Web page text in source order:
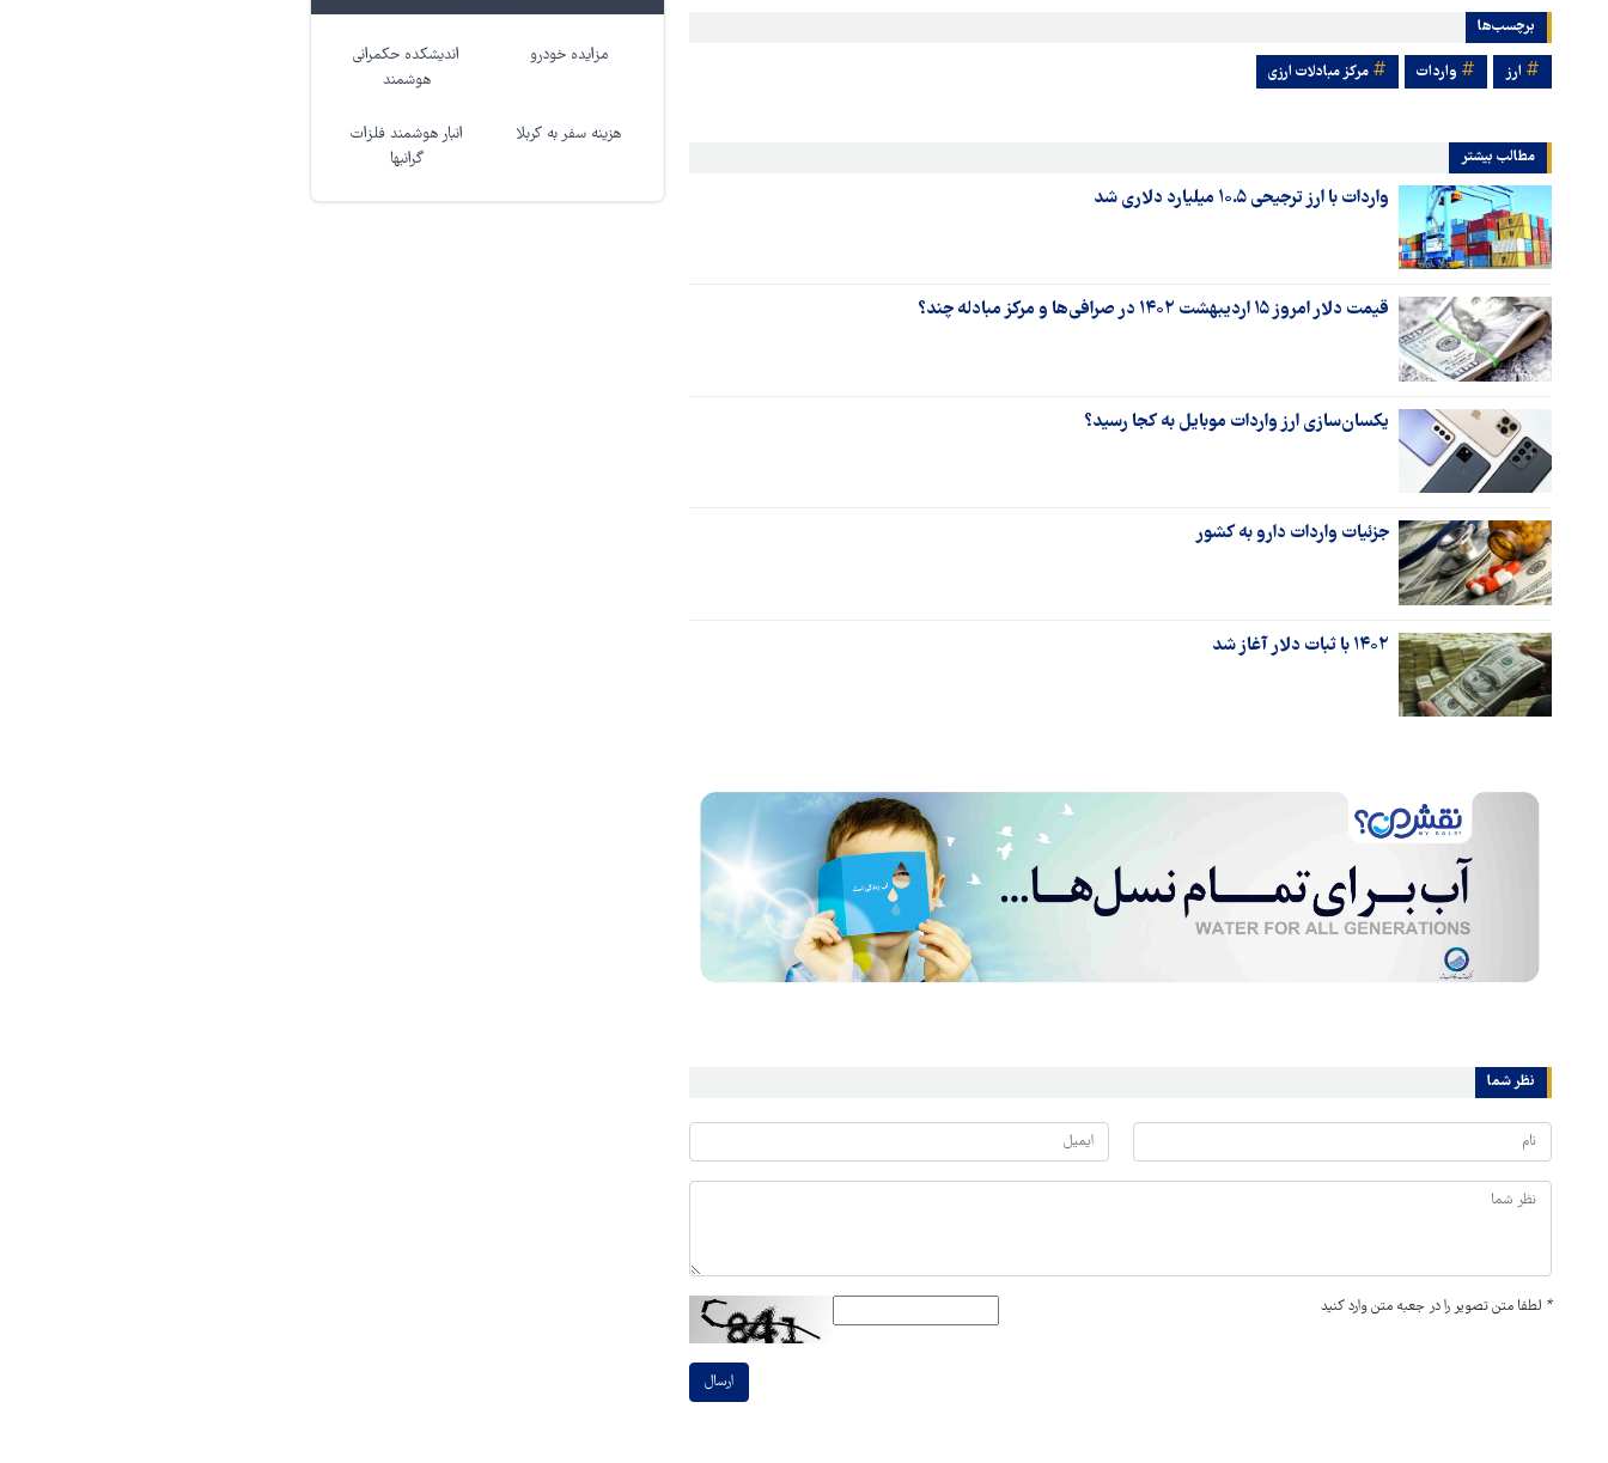
برچسب‌ها
ارز واردات مرکز مبادلات ارزی
مطالب بیشتر
واردات با ارز ترجیحی ۱۰.۵ میلیارد دلاری شد
قیمت دلار امروز ۱۵ اردیبهشت ۱۴۰۲ در صرافی‌ها و مرکز مبادله چند؟
یکسان‌سازی ارز واردات موبایل به کجا رسید؟
جزئیات واردات دارو به کشور
۱۴۰۲ با ثبات دلار آغاز شد
نظر شما
* لطفا متن تصویر را در جعبه متن وارد کنید
ارسال
مزایده خودرو
اندیشکده حکمرانی
هوشمند
هزینه سفر به کربلا
انبار هوشمند فلزات
گرانبها